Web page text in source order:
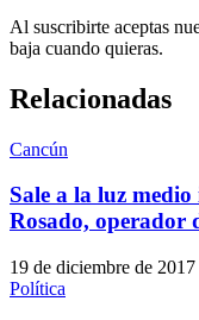
Al suscribirte aceptas
baja cuando quieras.
Relacionadas
Cancún
Sale a la luz
Rosado, operador
19 de diciembre de 2017
Política